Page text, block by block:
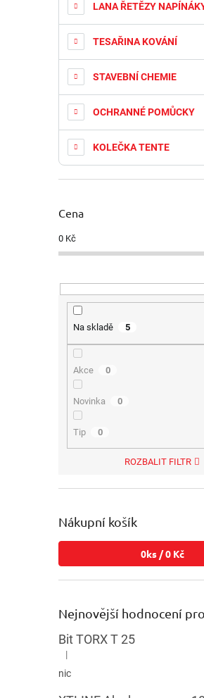
LANA ŘETĚZY
TESAŘINA KOVÁNÍ
STAVEBNÍ CHEMIE
OCHRANNÉ POMŮCKY
KOLEČKA TENTE
Cena
0 Kč
Na skladě 5
Akce 0
Novinka 0
Tip 0
ROZBALIT FILTR
Nákupní košík
0ks /0 Kč
Nejnovější hodnocení
Bit TORX T 25
Hodnocení produktu je 5 z 5
|
nic